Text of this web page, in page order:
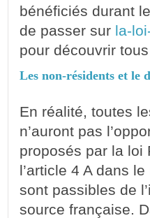
bénéficiés durant
de passer sur la-
pour découvrir
Les non-résidents et le
En réalité, toutes
n’auront pas
proposés par la loi
l’article 4 A dans
sont passibles de
source française.